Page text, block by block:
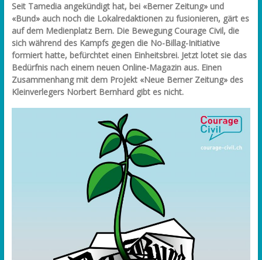
Seit Tamedia angekündigt hat, bei «Berner Zeitung» und
«Bund» auch noch die Lokalredaktionen zu fusionieren, gärt es
auf dem Medienplatz Bern. Die Bewegung Courage Civil, die
sich während des Kampfs gegen die No-Billag-Initiative
formiert hatte, befürchtet einen Einheitsbrei. Jetzt lotet sie das
Bedürfnis nach einem neuen Online-Magazin aus. Einen
Zusammenhang mit dem Projekt «Neue Berner Zeitung» des
Kleinverlegers Norbert Bernhard gibt es nicht.